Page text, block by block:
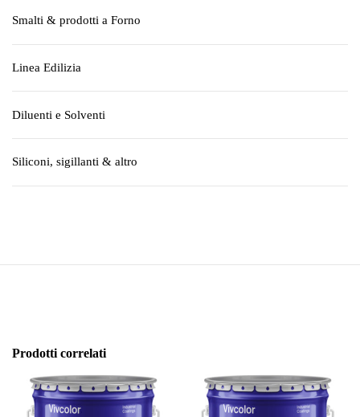
Smalti & prodotti a Forno
Linea Edilizia
Diluenti e Solventi
Siliconi, sigillanti & altro
Prodotti correlati